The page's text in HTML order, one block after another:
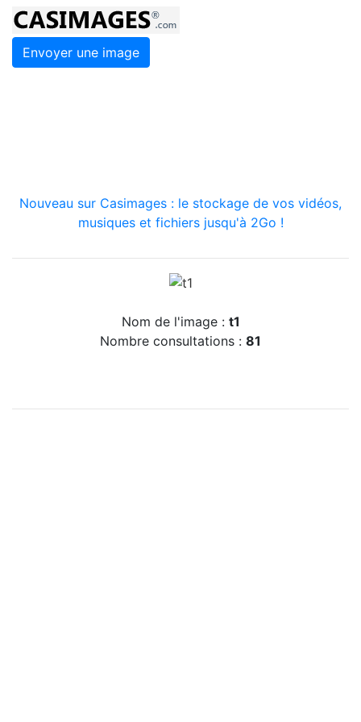
Envoyer une image
Nouveau sur Casimages : le stockage de vos vidéos,
musiques et fichiers jusqu'à 2Go !
Nom de l'image : t1
Nombre consultations : 81